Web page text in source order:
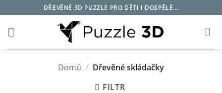
na
obsah
DŘEVĚNÉ 3D PUZZLE PRO DĚTI I DOSPĚLÉ...
Domů / Dřevěné skládačky
FILTR